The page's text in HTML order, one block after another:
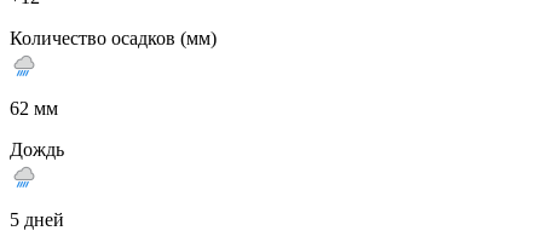
Количество осадков (мм)
62 мм
Дождь
5 дней